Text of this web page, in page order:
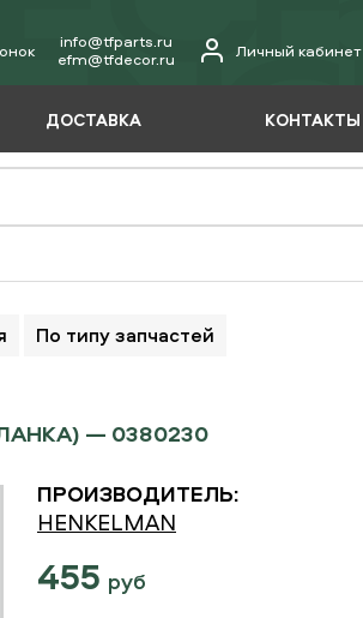
info@tfparts.ru
еfm@tfdecor.ru
Личный кабинет
ДОСТАВКА КОНТАКТЫ
По типу запчастей
— 0380230
ПРОИЗВОДИТЕЛЬ:
HENKELMAN
455 руб